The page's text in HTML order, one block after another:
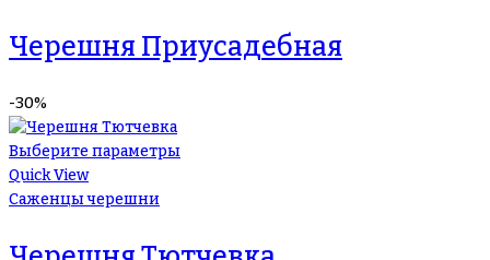
Черешня Приусадебная
-30%
Выберите параметры
Quick View
Саженцы черешни